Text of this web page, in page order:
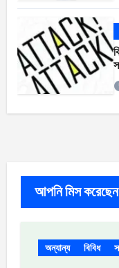
আপনি মিস করেছেন
অন্যান্য বিবিধ